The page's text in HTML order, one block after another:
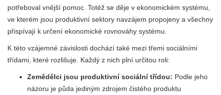
potřeboval vnější pomoc. Totéž se děje v ekonomickém systému,
ve kterém jsou produktivní sektory navzájem propojeny a všechny
přispívají k určení ekonomické rovnováhy systému.
K této vzájemné závislosti dochází také mezi třemi sociálními
třídami, které rozlišuje. Každý z nich plní určitou roli:
Zemědělci jsou produktivní sociální třídou: Podle jeho
názoru je půda jediným zdrojem čistého produktu